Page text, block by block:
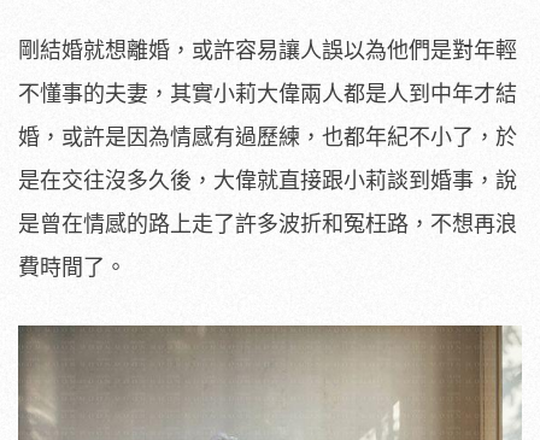
剛結婚就想離婚，或許容易讓人誤以為他們是對年輕
不懂事的夫妻，其實小莉大偉兩人都是人到中年才結
婚，或許是因為情感有過歷練，也都年紀不小了，於
是在交往沒多久後，大偉就直接跟小莉談到婚事，說
是曾在情感的路上走了許多波折和冤枉路，不想再浪
費時間了。